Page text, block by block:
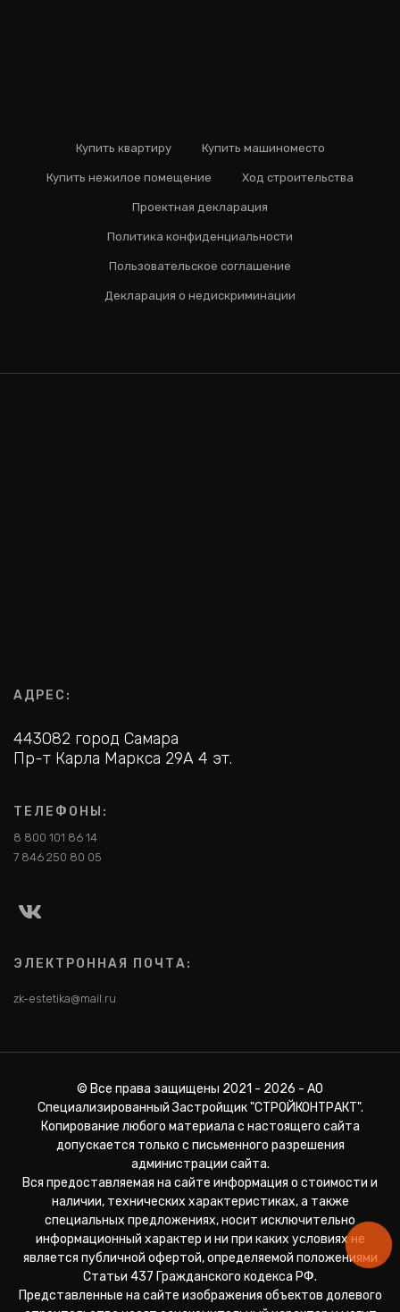
Купить квартиру Купить машиноместо
Купить нежилое помещение Ход строительства
Проектная декларация
Политика конфиденциальности
Пользовательское соглашение
Декларация о недискриминации
АДРЕС:
443082 город Самара
Пр-т Карла Маркса 29А 4 эт.
ТЕЛЕФОНЫ:
8 800 101 86 14
7 846 250 80 05
ЭЛЕКТРОННАЯ ПОЧТА:
zk-estetika@mail.ru
© Все права защищены 2021 - 2026 - АО
Специализированный Застройщик "СТРОЙКОНТРАКТ".
Копирование любого материала с настоящего сайта
допускается только с письменного разрешения
администрации сайта.
Вся предоставляемая на сайте информация о стоимости и
наличии, технических характеристиках, а также
специальных предложениях, носит исключительно
информационный характер и ни при каких условиях не
является публичной офертой, определяемой положениями
Статьи 437 Гражданского кодекса РФ.
Представленные на сайте изображения объектов долевого